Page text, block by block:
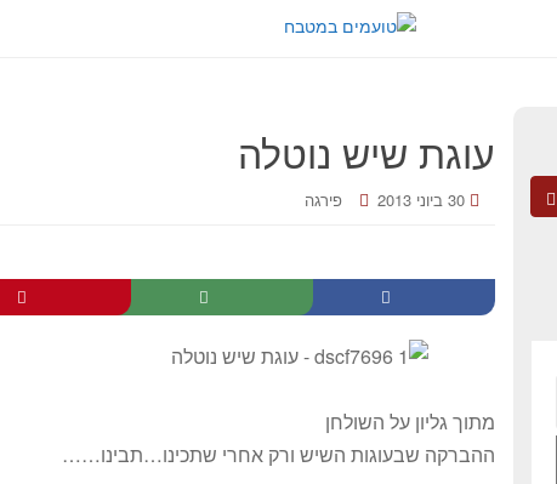
עוגת שיש נוטלה
30 ביוני 2013 פירגה
מתוך גליון על השולחן
ההברקה שבעוגות השיש ורק אחרי שתכינו…תבינו……